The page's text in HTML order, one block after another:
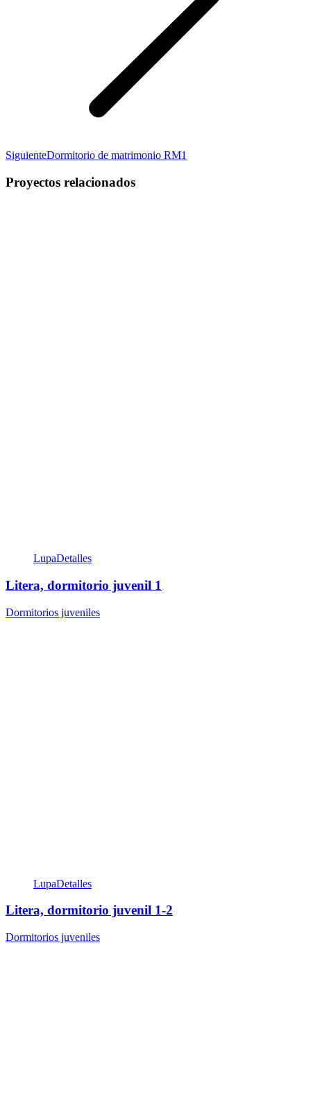
SiguienteProyecto
Dormitorio de matrimonio RM1
Proyectos relacionados
LupaDetalles
Litera, dormitorio juvenil 1
Dormitorios juveniles
LupaDetalles
Litera, dormitorio juvenil 1-2
Dormitorios juveniles